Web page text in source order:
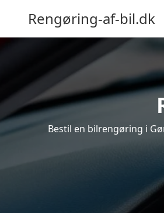
Rengøring-af-bil.dk
Bestil en bilrengøring i